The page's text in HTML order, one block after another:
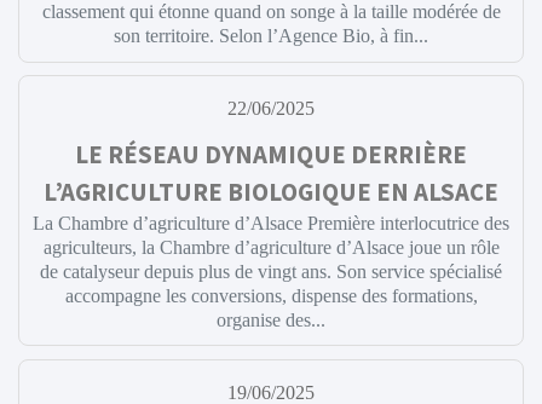
classement qui étonne quand on songe à la taille modérée de
son territoire. Selon l’Agence Bio, à fin...
22/06/2025
LE RÉSEAU DYNAMIQUE DERRIÈRE
L’AGRICULTURE BIOLOGIQUE EN ALSACE
La Chambre d’agriculture d’Alsace Première interlocutrice des
agriculteurs, la Chambre d’agriculture d’Alsace joue un rôle
de catalyseur depuis plus de vingt ans. Son service spécialisé
accompagne les conversions, dispense des formations,
organise des...
19/06/2025